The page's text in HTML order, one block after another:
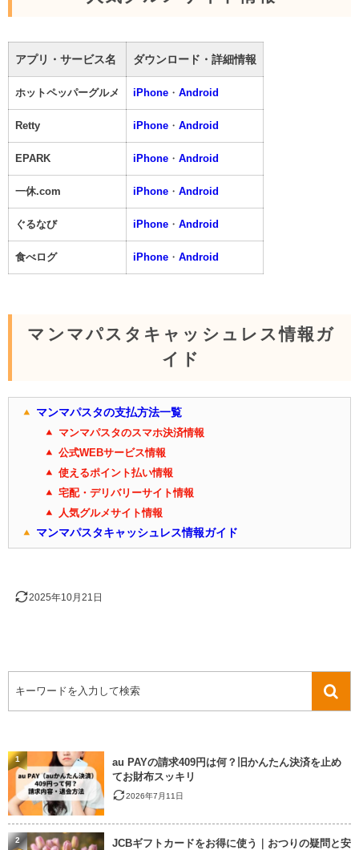
アプリ・サービス名 ダウンロード・詳細情報
ホットペッパーグルメ iPhone ・ Android
Retty iPhone ・ Android
EPARK iPhone ・ Android
一休.com iPhone ・ Android
ぐるなび iPhone ・ Android
食べログ iPhone ・ Android
マンマパスタキャッシュレス情報ガ
イド
マンマパスタの支払方法一覧
マンマパスタのスマホ決済情報
公式WEBサービス情報
使えるポイント払い情報
宅配・デリバリーサイト情報
人気グルメサイト情報
マンマパスタキャッシュレス情報ガイド
2025年10月21日
au PAYの請求409円は何？旧かんたん決済を止め
てお財布スッキリ
2026年7月11日
1
JCBギフトカードをお得に使う｜おつりの疑問と安
2